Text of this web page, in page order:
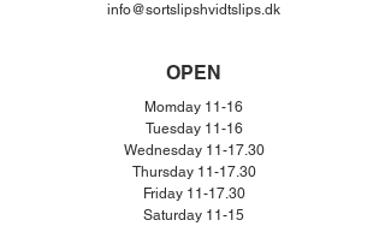
info@sortslipshvidtslips.dk
OPEN
Momday 11-16
Tuesday 11-16
Wednesday 11-17.30
Thursday 11-17.30
Friday 11-17.30
Saturday 11-15